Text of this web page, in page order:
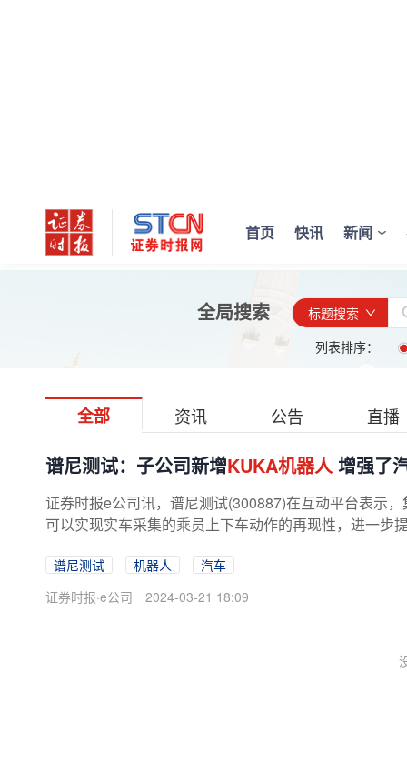
首页 快讯 新闻
全局搜索
标题搜索
列表排序：
全部 资讯 公告 直播
谱尼测试：子公司新增KUKA机器人增强了
证券时报e公司讯，谱尼测试(300887)在互动平台表示
可以实现实车采集的乘员上下车动作的再现性，进一步
谱尼测试 机器人
汽车
证券时报·e公司
2024-03-21 18:09